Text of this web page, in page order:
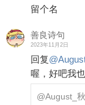
留个名
善良诗句
2023年11月2日
回复@
喔，好吧我
@August_秋_